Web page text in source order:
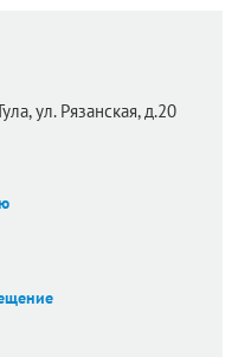
ул. Рязанская, д.20